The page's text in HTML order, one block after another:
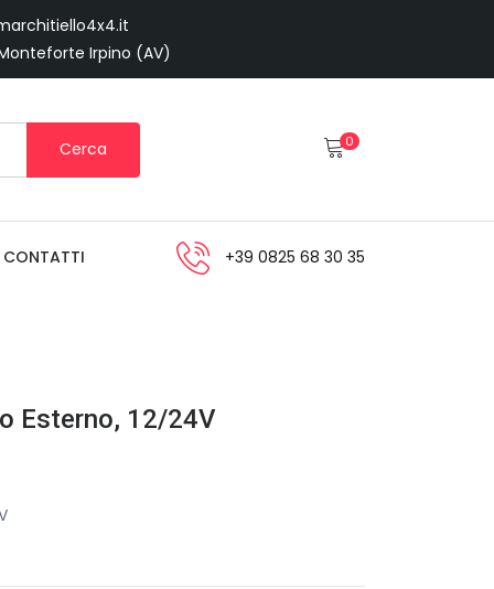
Irpino (AV)
Cerca 0
CONTATTI +39 0825 68 30 35
Esterno, 12/24V